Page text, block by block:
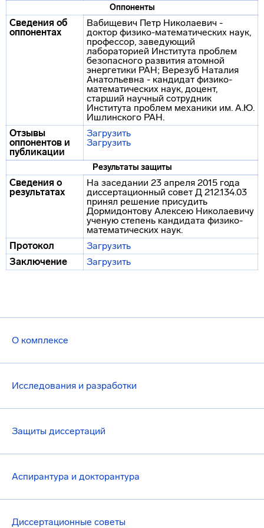
О комплексе
Исследования и разработки
Защиты диссертаций
Аспирантура и докторантура
Диссертационные советы
Оппоненты
Сведения об
оппонентах
Вабищевич Петр Николаевич -
доктор физико-математических наук,
профессор, заведующий
лабораторией Института проблем
безопасного развития атомной
энергетики РАН; Верезуб Наталия
Анатольевна - кандидат физико-
математических наук, доцент,
старший научный сотрудник
Института проблем механики им. А.Ю.
Ишлинского РАН.
Отзывы
оппонентов и
публикации
Загрузить
Загрузить
Результаты защиты
Сведения о
результатах
На заседании 23 апреля 2015 года
диссертационный совет Д 212.134.03
принял решение присудить
Дормидонтову Алексею Николаевичу
ученую степень кандидата физико-
математических наук.
Протокол
Загрузить
Заключение
Загрузить